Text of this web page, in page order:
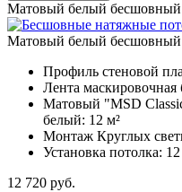
Матовый белый бесшовный
Матовый белый бесшовный
Профиль стеновой
Лента маскировочная
Матовый "MSD
белый: 12 м²
Монтаж Круглых
Установка потолка:
12 720 руб.